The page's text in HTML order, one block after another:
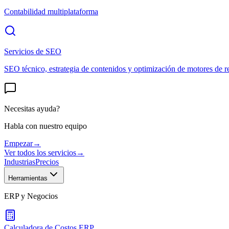
Contabilidad multiplataforma
Servicios de SEO
SEO técnico, estrategia de contenidos y optimización de motores de
Necesitas ayuda?
Habla con nuestro equipo
Empezar→
Ver todos los servicios→
IndustriasPrecios
Herramientas
ERP y Negocios